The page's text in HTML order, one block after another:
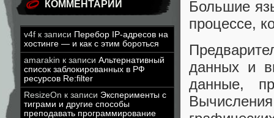
КОММЕНТАРИИ
v4f к записи Перебор IP-адресов на
хостинге — и как с этим бороться
amarakin к записи Альтернативный
список заблокированных в РФ
ресурсов Re:filter
ResizeOn к записи Эксперименты с
тиграми и другие способы
преподавать программирование
Большие
процессе,
данных и
данные,